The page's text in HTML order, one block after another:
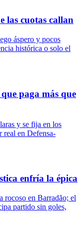
las cuotas callan
áspero y pocos
histórica o solo el
paga más que
y se fija en los
real en Defensa-
enfría la épica
rocoso en Barradão; el
partido sin goles,